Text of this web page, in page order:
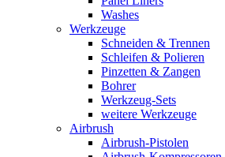
Washes
Werkzeuge
Schneiden & Trennen
Schleifen & Polieren
Pinzetten & Zangen
Bohrer
Werkzeug-Sets
weitere Werkzeuge
Airbrush
Airbrush-Pistolen